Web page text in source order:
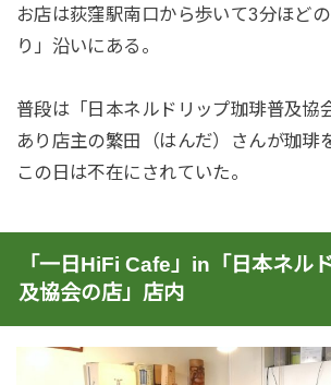
お店は荻窪駅南口から歩いて3分ほど
り」沿いにある。
普段は「日本ネルドリップ珈琲普及協
あり店主の繁田（はんだ）さんが珈琲
この日は不在にされていた。
「一日HiFi Cafe」in「日本ネル
及協会の店」店内